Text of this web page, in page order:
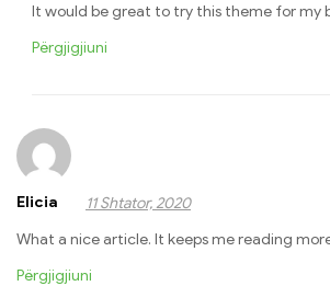
It would be great to try this theme for my
Përgjigjiuni
Elicia
11 Shtator, 2020
What a nice article. It keeps me reading
Përgjigjiuni